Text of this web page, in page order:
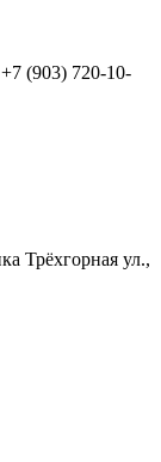
(903) 720-10-
Трёхгорная ул.,